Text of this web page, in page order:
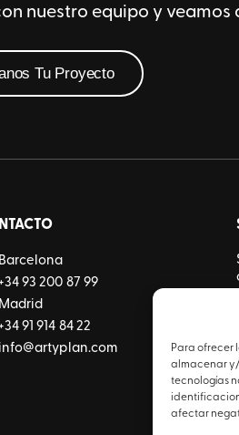
Para ofrecer
almacenar y/
tecnologías
afectar
nuestro equipo y veamos
Tu Proyecto
Barcelona
+34 93 200 87 99
Madrid
+34 91 914 84 22
info@artyplan.com